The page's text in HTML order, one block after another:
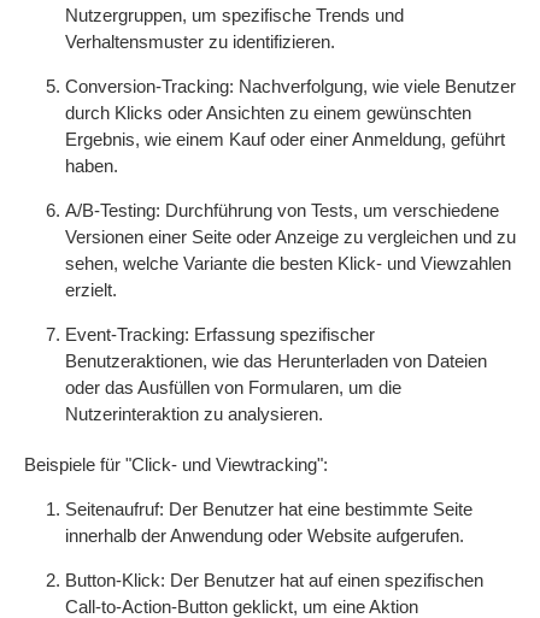
Nutzergruppen, um spezifische Trends und
Verhaltensmuster zu identifizieren.
Conversion-Tracking: Nachverfolgung, wie viele Benutzer
durch Klicks oder Ansichten zu einem gewünschten
Ergebnis, wie einem Kauf oder einer Anmeldung, geführt
haben.
A/B-Testing: Durchführung von Tests, um verschiedene
Versionen einer Seite oder Anzeige zu vergleichen und zu
sehen, welche Variante die besten Klick- und Viewzahlen
erzielt.
Event-Tracking: Erfassung spezifischer
Benutzeraktionen, wie das Herunterladen von Dateien
oder das Ausfüllen von Formularen, um die
Nutzerinteraktion zu analysieren.
Beispiele für "Click- und Viewtracking":
Seitenaufruf: Der Benutzer hat eine bestimmte Seite
innerhalb der Anwendung oder Website aufgerufen.
Button-Klick: Der Benutzer hat auf einen spezifischen
Call-to-Action-Button geklickt, um eine Aktion